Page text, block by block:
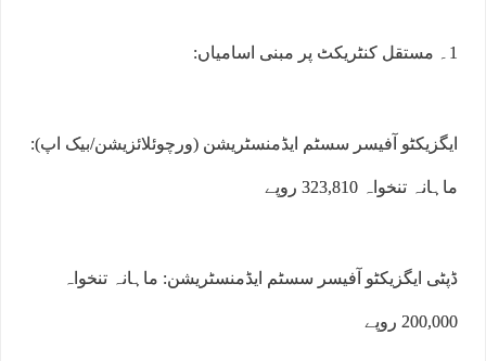
1۔ مستقل کنٹریکٹ پر مبنی اسامیاں:
ایگزیکٹو آفیسر سسٹم ایڈمنسٹریشن (ورچوئلائزیشن/بیک اپ):
ماہانہ تنخواہ 323,810 روپے
ڈپٹی ایگزیکٹو آفیسر سسٹم ایڈمنسٹریشن: ماہانہ تنخواہ
200,000 روپے